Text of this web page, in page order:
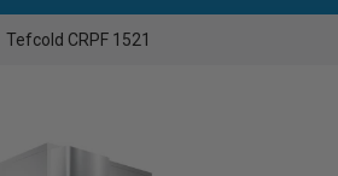
Tefcold CRPF 1521